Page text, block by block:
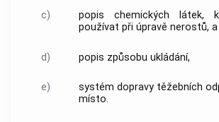
c)
popis chemických látek,
používat při úpravě nerostů,
d) popis způsobu ukládání,
e) systém dopravy těžebních
místo.